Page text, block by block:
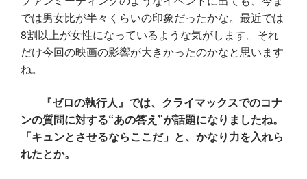
では男女比が半々くらいの印象だったかな。最近では
8割以上が女性になっているような気がします。それ
だけ今回の映画の影響が大きかったのかなと思います
ね。
『ゼロの執行人』では、クライマックスでのコナ
ンの質問に対する“あの答え”が話題になりましたね。
「キュンとさせるならここだ」と、かなり力を入れら
れたとか。